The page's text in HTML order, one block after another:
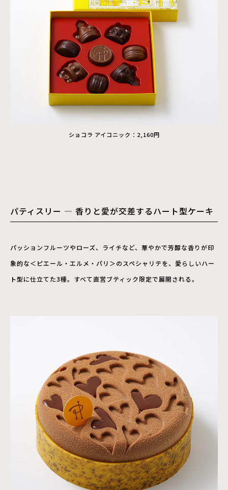
ショコラ アイコニック：2,160円
パティスリー ― 香りと愛が交差するハート型ケーキ
パッションフルーツやローズ、ライチなど、華やかで芳醇な香りが印
象的な＜ピエール・エルメ・パリ＞のスペシャリテを、愛らしいハー
ト型に仕立てた3種。すべて直営ブティック限定で展開される。